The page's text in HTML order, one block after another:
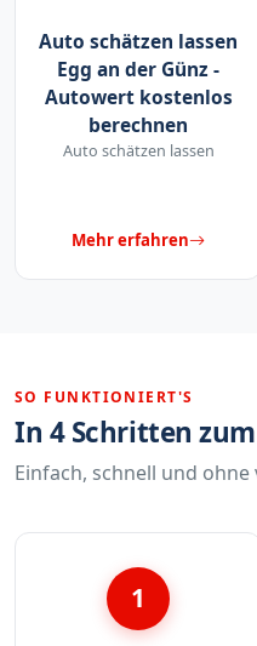
Auto schätzen lassen
Egg an der Günz -
Autowert kostenlos
berechnen
Auto schätzen lassen
Mehr erfahren
SO FUNKTIONIERT'S
In 4 Schritten
Einfach, schnell und
1